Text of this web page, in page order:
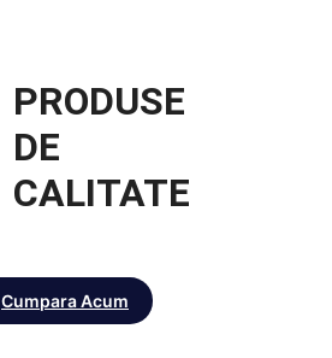
PRODUSE
DE
CALITATE
Cumpara Acum